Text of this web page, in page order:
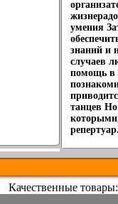
умения
знаний и
случаев
помощь в
танцев Но
Качественные